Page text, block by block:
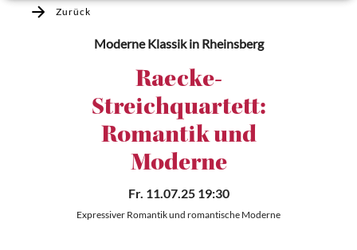
Zurück
Moderne Klassikin Rheinsberg
Raecke-
Streichquartett:
Romantik und
Moderne
Fr. 11.07.25 19:30
Expressiver Romantik und romantische Moderne